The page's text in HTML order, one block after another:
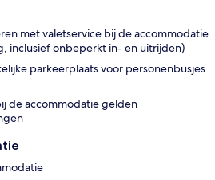
met valetservice bij de accommodatie
inclusief onbeperkt in- en uitrijden)
parkeerplaats voor personenbusjes
de accommodatie gelden